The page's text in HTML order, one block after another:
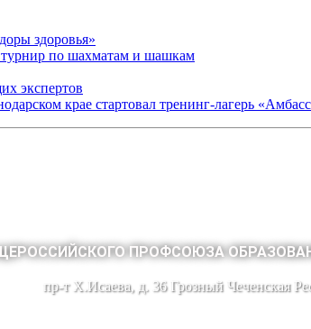
здоровья»
турнир по шахматам и шашкам
экспертов
крае стартовал тренинг-лагерь
ПРОФСОЮЗА
пр-т Х.Исаева, д. 36 Грозный Чеченская